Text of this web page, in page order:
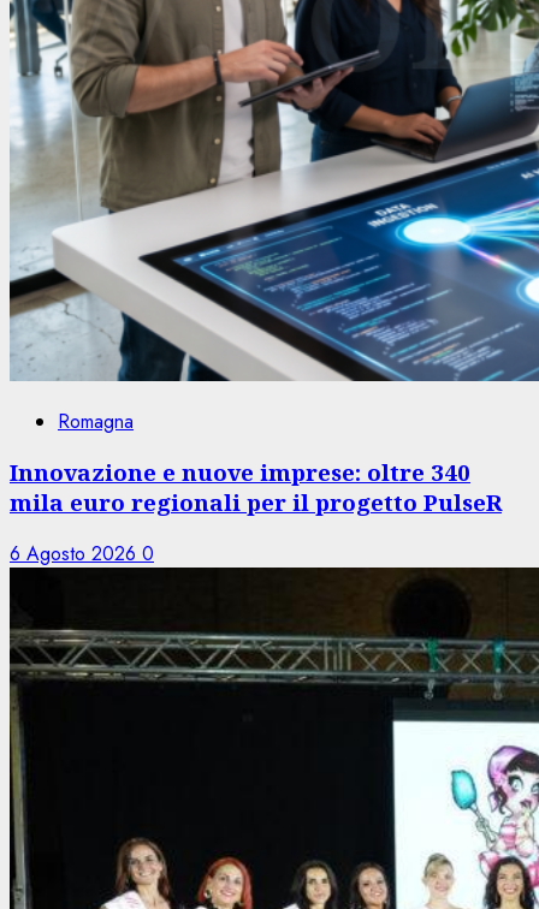
Romagna
Innovazione e nuove imprese: oltre 340
mila euro regionali per il progetto PulseR
6 Agosto 2026 0